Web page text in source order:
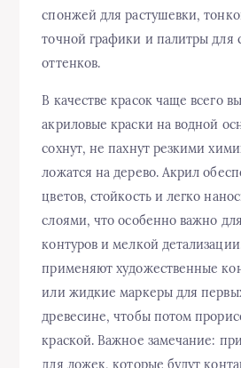
спонжей для растушевки,
точной графики и палитры для
оттенков.
В качестве красок чаще всего
акриловые краски на водной
сохнут, не пахнут резкими
ложатся на дерево. Акрил
цветов, стойкость и легко
слоями, что особенно важно
контуров и мелкой
применяют художественные
или жидкие маркеры для
древесине, чтобы потом
краской. Важное замечание:
для ложек, которые будут